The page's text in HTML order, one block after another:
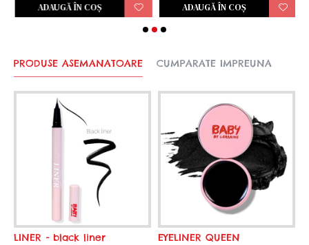
ADAUGĂ ÎN COŞ ADAUGĂ ÎN COŞ
PRODUSE ASEMANATOARE CUMPARATE IMPREUNA
LINER - black liner EYELINER QUEEN